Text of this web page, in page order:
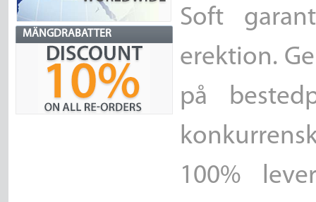
MÄNGDRABATTER
Soft
erektion.
på
100%